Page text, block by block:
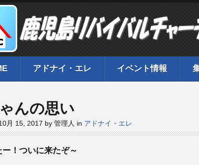
アドナイ・エレ イベント情報
んの思い
月 15, 2017 by 管理人 in アドナイ・エレ
ー！ついに来たぞ～